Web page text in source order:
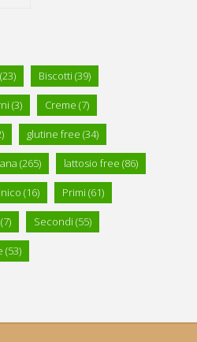
(23) Biscotti (39)
(3) Creme (7)
glutine free (34)
(265) lattosio free (86)
(16) Primi (61)
(7) Secondi (55)
(53)